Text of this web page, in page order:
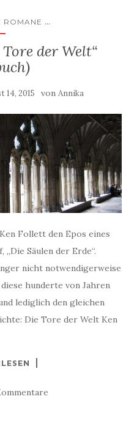
ROMANE ...
der Welt“
14, 2015 von Annika
Follett den Epos eines
Säulen der Erde“.
nicht notwendigerweise
hunderte von Jahren
lediglich den gleichen
Die Tore der Welt Ken